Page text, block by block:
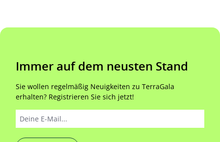
Immer auf dem neusten Stand
Sie wollen regelmäßig Neuigkeiten zu TerraGala
erhalten? Registrieren Sie sich jetzt!